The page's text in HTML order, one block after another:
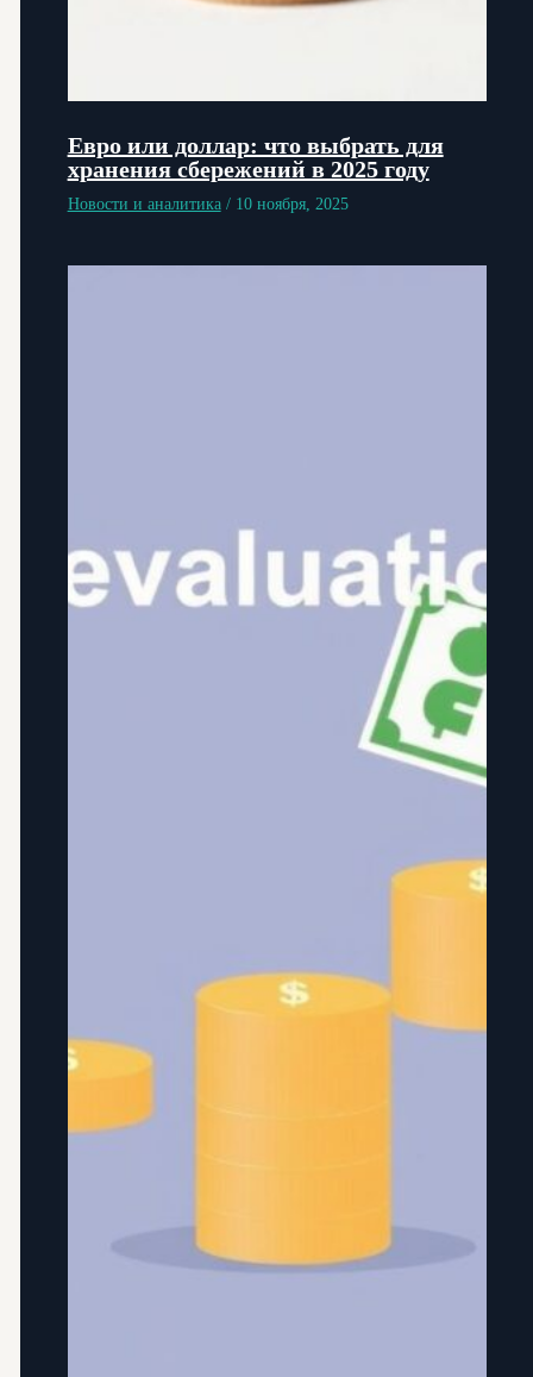
Евро или доллар: что выбрать для
хранения сбережений в 2025 году
Новости и аналитика/ 10 ноября, 2025